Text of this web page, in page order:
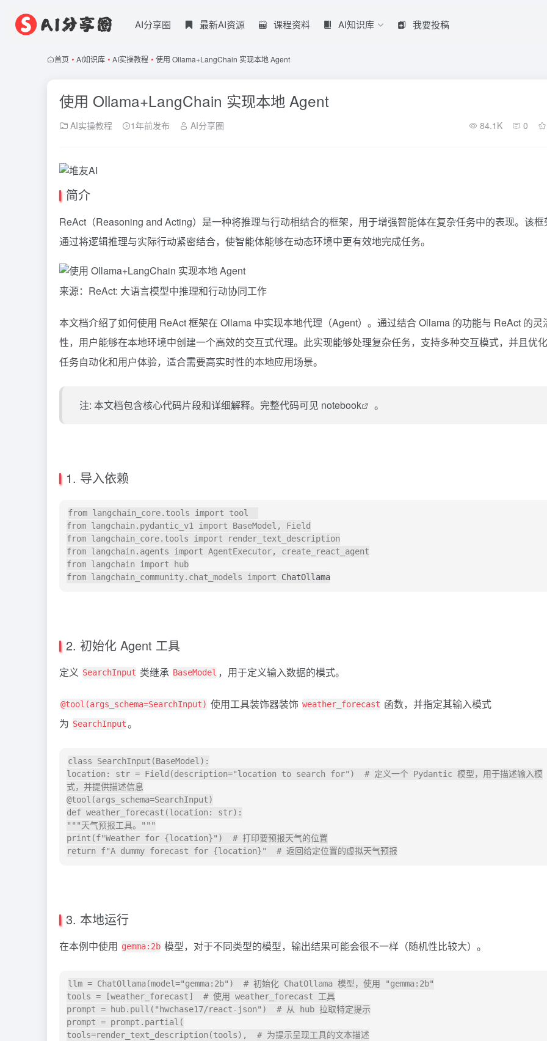
AI分享圈 最新AI资源 课程资料 AI知识库 我要投稿
首页 • AI知识库 • AI实操教程 • 使用 Ollama+LangChain 实现本地 Agent
使用 Ollama+LangChain 实现本地 Agent
AI实操教程 1年前发布 AI分享圈 84.1K 0
简介
ReAct（Reasoning and Acting）是一种将推理与行动相结合的框架，用于增强智能体在复杂任务中的表现。该框
通过将逻辑推理与实际行动紧密结合，使智能体能够在动态环境中更有效地完成任务。
来源： ReAct: 大语言模型中推理和行动协同工作
本文档介绍了如何使用 ReAct框架在 Ollama 中实现本地代理（Agent）。通过结合 Ollama 的功能与 ReAct 的灵
性，用户能够在本地环境中创建一个高效的交互式代理。此实现能够处理复杂任务，支持多种交互模式，并且优
任务自动化和用户体验，适合需要高实时性的本地应用场景。
注: 本文档包含核心代码片段和详细解释。完整代码可见 notebook 。
1. 导入依赖
from langchain_core.tools import tool
from langchain.pydantic_v1 import BaseModel, Field
from langchain_core.tools import render_text_description
from langchain.agents import AgentExecutor, create_react_agent
from langchain import hub
from langchain_community.chat_models import ChatOllama
2. 初始化 Agent 工具
定义 SearchInput 类继承 BaseModel ，用于定义输入数据的模式。
@tool(args_schema=SearchInput) 使用工具装饰器装饰 weather_forecast 函数，并指定其输入模式
为 SearchInput。
class SearchInput(BaseModel):
location: str = Field(description="location to search for")  # 定义一个 Pydantic 模型，用于描述输入模
式，并提供描述信息
@tool(args_schema=SearchInput)
def weather_forecast(location: str):
"""天气预报工具。"""
print(f"Weather for {location}")  # 打印要预报天气的位置
3. 本地运行
在本例中使用 gemma:2b 模型，对于不同类型的模型，输出结果可能会很不一样（随机性比较大）。
llm = ChatOllama(model="gemma:2b")  # 初始化 ChatOllama 模型，使用 "gemma:2b"
tools = [weather_forecast]  # 使用 weather_forecast 工具
prompt = hub.pull("hwchase17/react-json")  # 从 hub 拉取特定提示
prompt = prompt.partial(
tools=render_text_description(tools),  # 为提示呈现工具的文本描述